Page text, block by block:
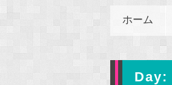
ホーム
Day: